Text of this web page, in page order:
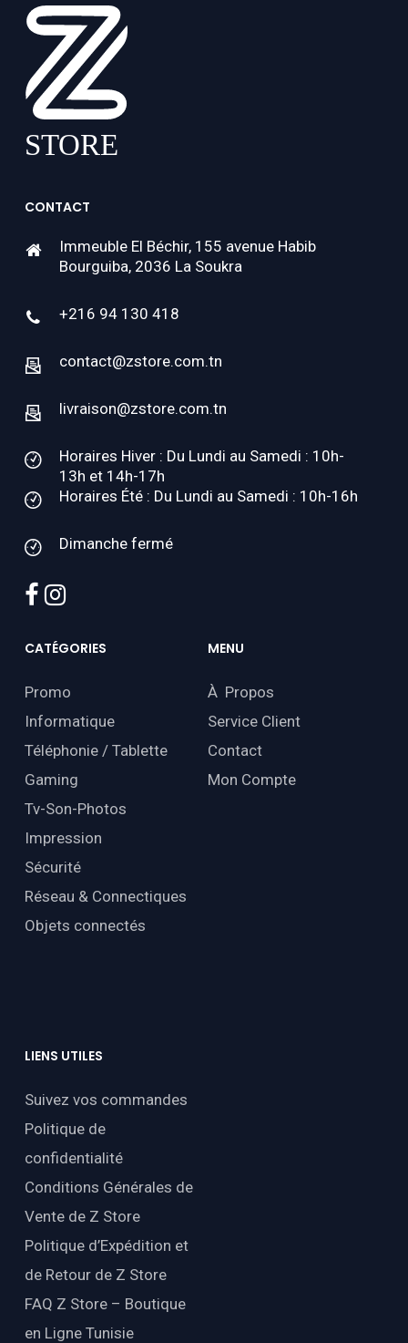
CONTACT
Immeuble El Béchir, 155 avenue Habib
Bourguiba, 2036 La Soukra
+216 94 130 418
contact@zstore.com.tn
livraison@zstore.com.tn
Horaires Hiver : Du Lundi au Samedi : 10h-
13h et 14h-17h
Horaires Été : Du Lundi au Samedi : 10h-16h
Dimanche fermé
facebook
instagram
CATÉGORIES
Promo
Informatique
Téléphonie / Tablette
Gaming
Tv-Son-Photos
Impression
Sécurité
Réseau & Connectiques
Objets connectés
MENU
À Propos
Service Client
Contact
Mon Compte
LIENS UTILES
Suivez vos commandes
Politique de
confidentialité
Conditions Générales de
Vente de Z Store
Politique d’Expédition et
de Retour de Z Store
FAQ Z Store – Boutique
en Ligne Tunisie